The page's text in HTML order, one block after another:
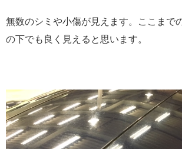
無数のシミや小傷が見えます。ここまで
の下でも良く見えると思います。